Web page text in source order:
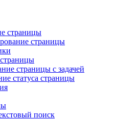
страницы
страницы
страницы с задачей
статуса страницы
поиск